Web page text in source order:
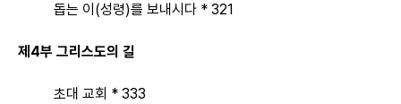
돕는 이(성령)를 보내시다 * 321
제4부 그리스도의 길
초대 교회 * 333